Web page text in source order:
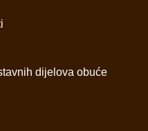
dijelova obuće